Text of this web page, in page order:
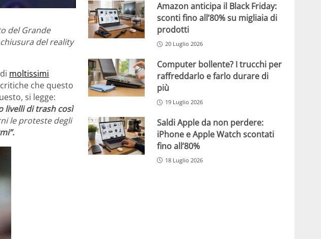
del Grande
del reality
moltissimi
che questo
si legge:
livelli di trash così
le proteste degli
Amazon anticipa il Black Friday:
sconti fino all’80% su migliaia di
prodotti
20 Luglio 2026
Computer bollente? I trucchi per
raffreddarlo e farlo durare di
più
19 Luglio 2026
Saldi Apple da non perdere:
iPhone e Apple Watch scontati
fino all’80%
18 Luglio 2026